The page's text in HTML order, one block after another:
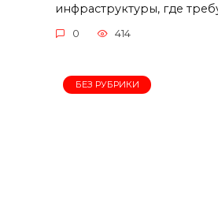
инфраструктуры, где
0 414
БЕЗ РУБРИКИ